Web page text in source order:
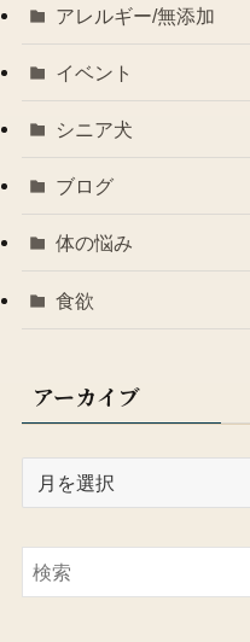
アレルギー/無添加
イベント
シニア犬
ブログ
体の悩み
食欲
アーカイブ
イ
ブ